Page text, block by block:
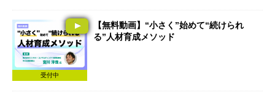
受付中
【無料動画】“小さく”始めて“続けられ
る”人材育成メソッド